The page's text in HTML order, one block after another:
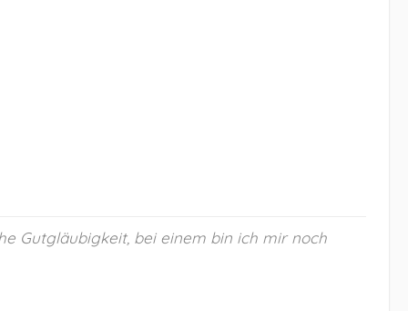
Gutgläubigkeit, bei einem bin ich mir noch